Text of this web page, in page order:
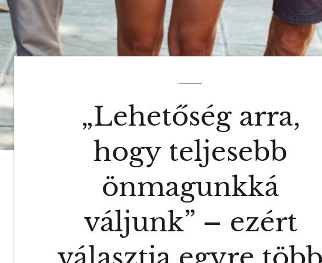
„Lehetőség arra,
hogy teljesebb
önmagunkká
váljunk” – ezért